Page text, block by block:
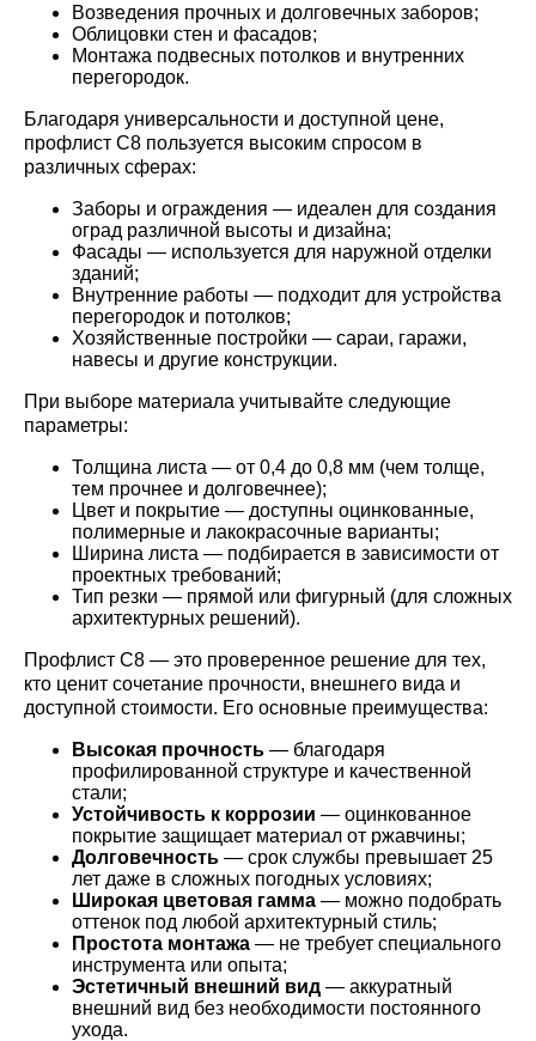
Возведения прочных и долговечных заборов;
Облицовки стен и фасадов;
Монтажа подвесных потолков и внутренних
перегородок.
Благодаря универсальности и доступной цене,
профлист С8 пользуется высоким спросом в
различных сферах:
Заборы и ограждения — идеален для создания
оград различной высоты и дизайна;
Фасады — используется для наружной отделки
зданий;
Внутренние работы — подходит для устройства
перегородок и потолков;
Хозяйственные постройки — сараи, гаражи,
навесы и другие конструкции.
При выборе материала учитывайте следующие
параметры:
Толщина листа — от 0,4 до 0,8 мм (чем толще,
тем прочнее и долговечнее);
Цвет и покрытие — доступны оцинкованные,
полимерные и лакокрасочные варианты;
Ширина листа — подбирается в зависимости от
проектных требований;
Тип резки — прямой или фигурный (для сложных
архитектурных решений).
Профлист С8 — это проверенное решение для тех,
кто ценит сочетание прочности, внешнего вида и
доступной стоимости. Его основные преимущества:
Высокая прочность — благодаря
профилированной структуре и качественной
стали;
Устойчивость к коррозии — оцинкованное
покрытие защищает материал от ржавчины;
Долговечность — срок службы превышает 25
лет даже в сложных погодных условиях;
Широкая цветовая гамма — можно подобрать
оттенок под любой архитектурный стиль;
Простота монтажа — не требует специального
инструмента или опыта;
Эстетичный внешний вид — аккуратный
внешний вид без необходимости постоянного
ухода.